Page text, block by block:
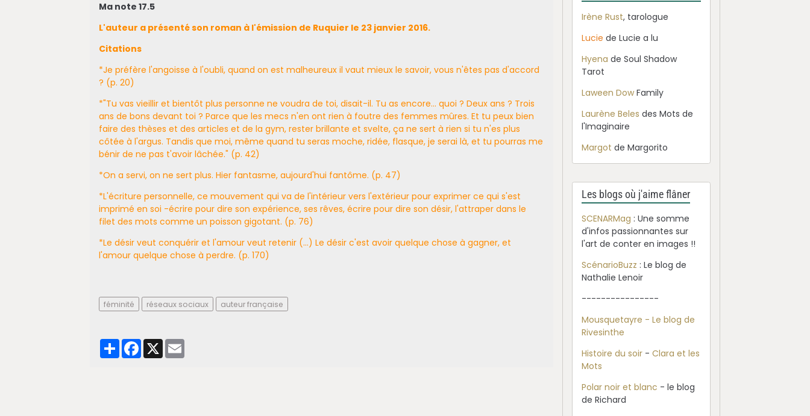
Ma note 17.5
L'auteur a présenté son roman à l'émission de Ruquier le 23 janvier 2016.
Citations
*Je préfère l'angoisse à l'oubli, quand on est malheureux il vaut mieux le savoir, vous n'êtes pas d'accord
? (p. 20)
*"Tu vas vieillir et bientôt plus personne ne voudra de toi, disait-il. Tu as encore... quoi ? Deux ans ? Trois
ans de bons devant toi ? Parce que les mecs n'en ont rien à foutre des femmes mûres. Et tu peux bien
faire des thèses et des articles et de la gym, rester brillante et svelte, ça ne sert à rien si tu n'es plus
côtée à l'argus. Tandis que moi, même quand tu seras moche, ridée, flasque, je serai là, et tu pourras me
bénir de ne pas t'avoir lâchée." (p. 42)
*On a servi, on ne sert plus. Hier fantasme, aujourd'hui fantôme. (p. 47)
*L'écriture personnelle, ce mouvement qui va de l'intérieur vers l'extérieur pour exprimer ce qui s'est
imprimé en soi -écrire pour dire son expérience, ses rêves, écrire pour dire son désir, l'attraper dans le
filet des mots comme un poisson gigotant. (p. 76)
*Le désir veut conquérir et l'amour veut retenir (...) Le désir c'est avoir quelque chose à gagner, et
l'amour quelque chose à perdre. (p. 170)
féminité réseaux sociaux auteur française
PartagerFacebook
X
Irène Rust, tarologue
Luciede Lucie a lu
Hyena de Soul Shadow
Tarot
Laween DowFamily
Laurène Beles des Mots de
l'Imaginaire
Margot de Margorito
Les blogs où j'aime flâner
SCENARMag : Une somme
d'infos passionnantes sur
l'art de conter en images !!
ScénarioBuzz : Le blog de
Nathalie Lenoir
----------------
Mousquetayre - Le blog de
Rivesinthe
Histoire du soir -Clara et les
Mots
Polar noir et blanc - le blog
de Richard